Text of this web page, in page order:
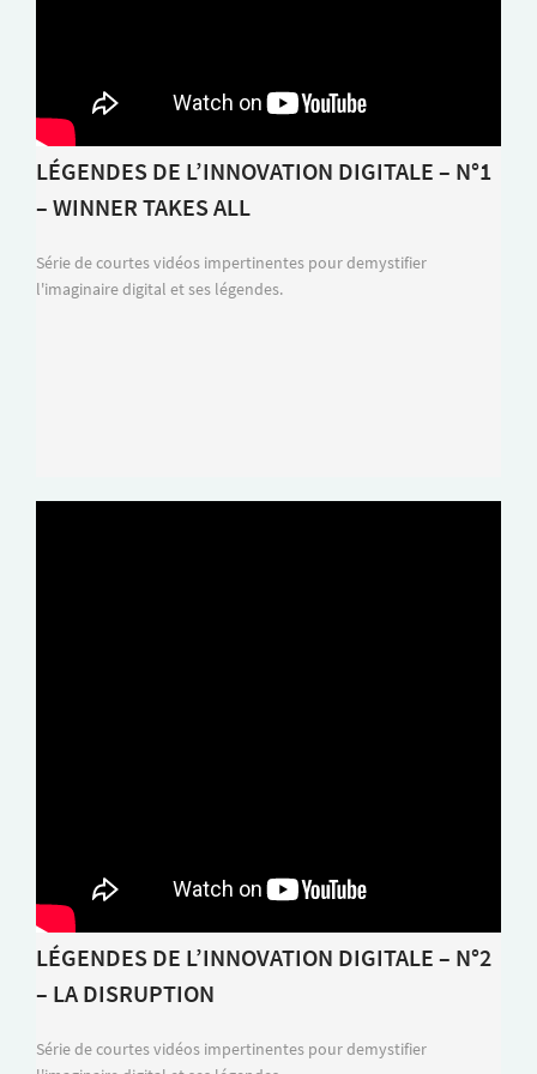
LÉGENDES DE L’INNOVATION DIGITALE – N°1
– WINNER TAKES ALL
Série de courtes vidéos impertinentes pour demystifier
l'imaginaire digital et ses légendes.
LÉGENDES DE L’INNOVATION DIGITALE – N°2
– LA DISRUPTION
Série de courtes vidéos impertinentes pour demystifier